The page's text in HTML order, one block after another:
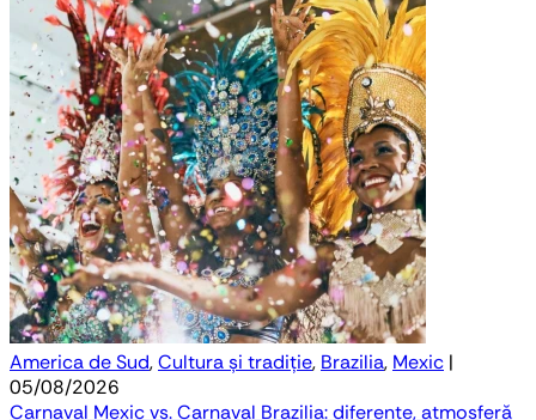
America de Sud,Cultura și tradiție, Brazilia, Mexic |
05/08/2026
Carnaval Mexic vs. Carnaval Brazilia: diferențe, atmosferă